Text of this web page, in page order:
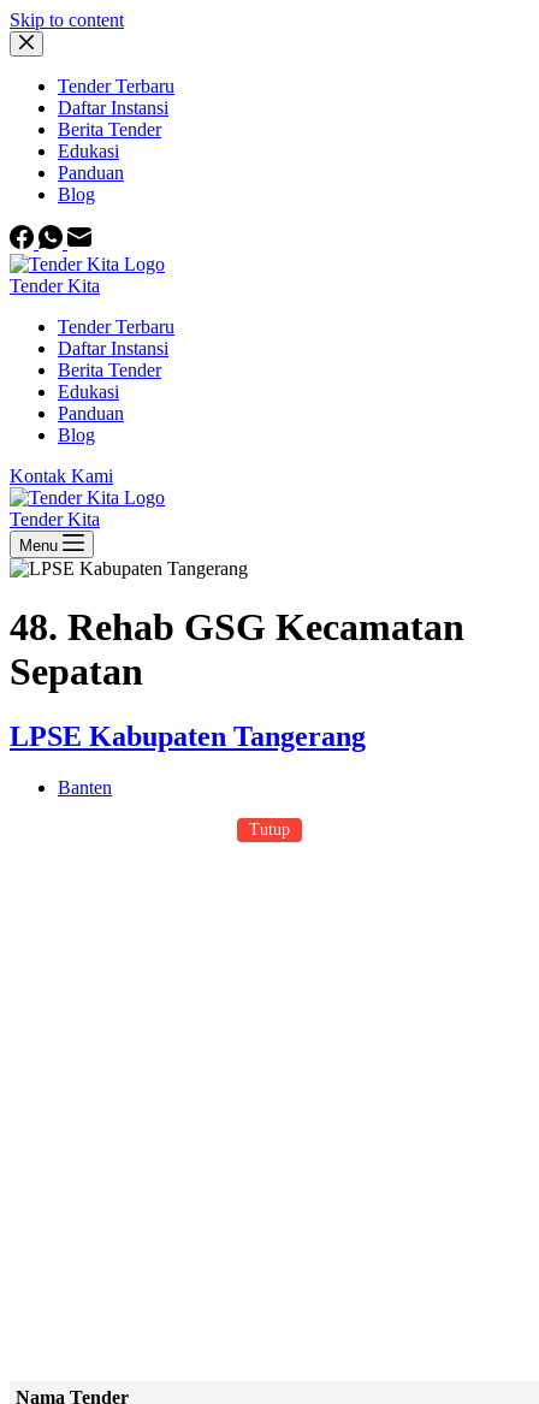
Skip to content
Tender Terbaru
Daftar Instansi
Berita Tender
Edukasi
Panduan
Blog
Tender Kita
Tender Terbaru
Daftar Instansi
Berita Tender
Edukasi
Panduan
Blog
Kontak Kami
Tender Kita
Menu
48. Rehab GSG Kecamatan
Sepatan
LPSE Kabupaten Tangerang
Banten
Tutup
Nama Tender